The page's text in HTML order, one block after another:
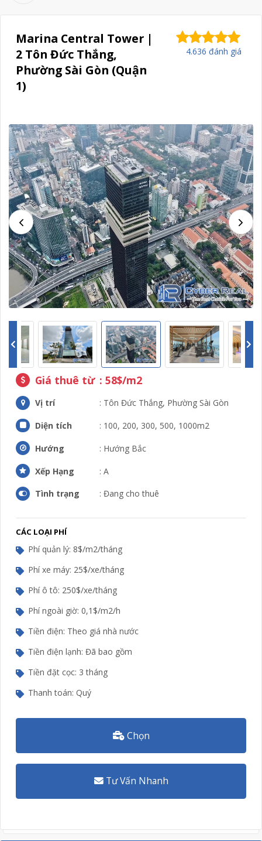
Marina Central Tower |
2 Tôn Đức Thắng,
Phường Sài Gòn (Quận
1)
4.636 đánh giá
Giá thuê từ : 58$/m2
Vị trí : Tôn Đức Thắng, Phường Sài Gòn
Diện tích : 100, 200, 300, 500, 1000m2
Hướng : Hướng Bắc
Xếp Hạng : A
Tình trạng : Đang cho thuê
CÁC LOẠI PHÍ
Phí quản lý: 8$/m2/tháng
Phí xe máy: 25$/xe/tháng
Phí ô tô: 250$/xe/tháng
Phí ngoài giờ: 0,1$/m2/h
Tiền điện: Theo giá nhà nước
Tiền điện lạnh: Đã bao gồm
Tiền đặt cọc: 3 tháng
Thanh toán: Quý
Chọn
Tư Vấn Nhanh